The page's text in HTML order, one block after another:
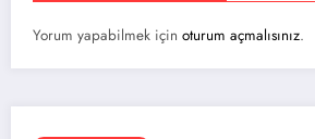
Yorum yapabilmek için oturum açmalısınız.